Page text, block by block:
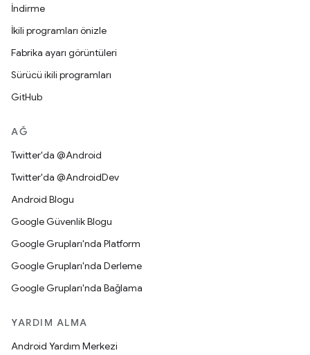
İndirme
İkili programları önizle
Fabrika ayarı görüntüleri
Sürücü ikili programları
GitHub
AĞ
Twitter'da @Android
Twitter'da @AndroidDev
Android Blogu
Google Güvenlik Blogu
Google Grupları'nda Platform
Google Grupları'nda Derleme
Google Grupları'nda Bağlama
YARDIM ALMA
Android Yardım Merkezi